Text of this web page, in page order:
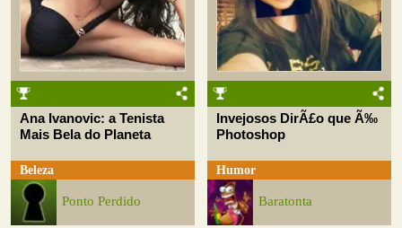
Ana Ivanovic: a Tenista
Mais Bela do Planeta
Beleza
Ponto Perdido
Invejosos DirÃ£o que Ã‰
Photoshop
Humor
Baratonta